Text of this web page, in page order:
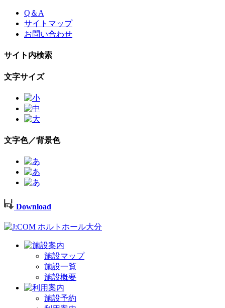
Skip
content
Q＆A
サイトマップ
お問い合わせ
サイト内検索
文字サイズ
文字色／背景色
Download
施設マップ
施設一覧
施設概要
施設予約